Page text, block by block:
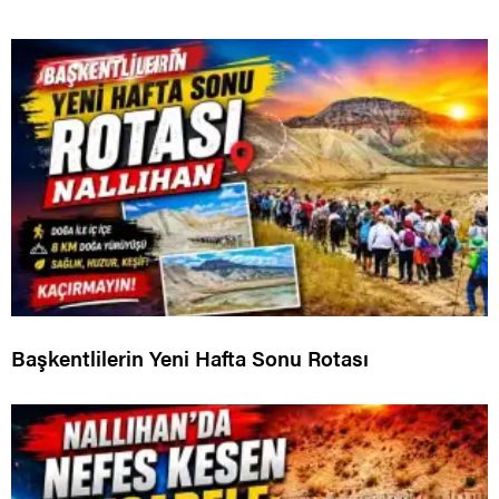
Başkentlilerin Yeni Hafta Sonu Rotası